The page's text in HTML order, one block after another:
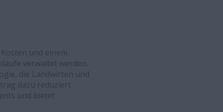
und einem
verwaltet werden.
die Landwirten und
dazu reduziert
und bietet